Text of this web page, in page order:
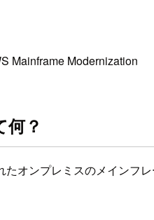
Mainframe Modernization
？
オンプレミスのメイン